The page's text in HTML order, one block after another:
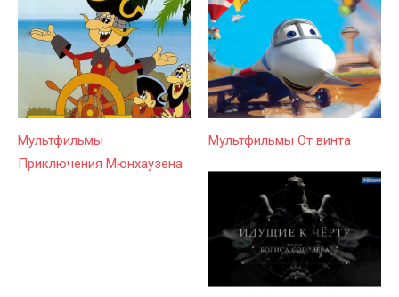
Мультфильмы
Приключения Мюнхаузена
Мультфильмы От винта